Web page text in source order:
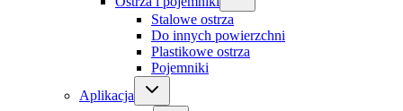
Stalowe ostrza
Do innych powierzchni
Plastikowe ostrza
Pojemniki
Aplikacja